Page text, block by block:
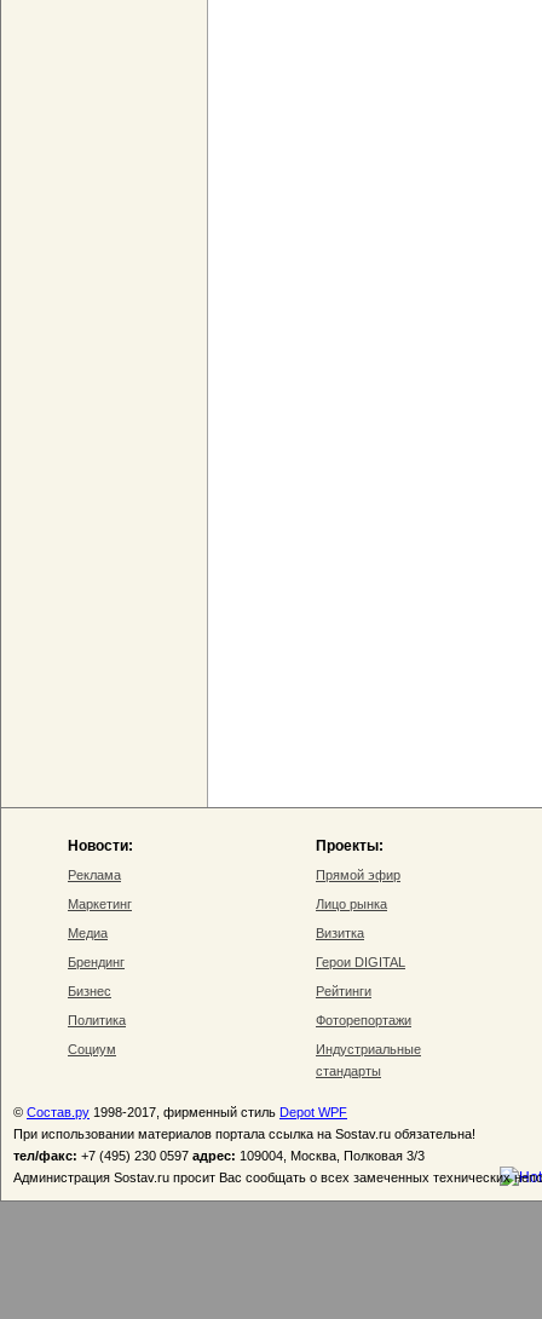
Новости:
Реклама
Маркетинг
Медиа
Брендинг
Бизнес
Политика
Социум
Проекты:
Прямой эфир
Лицо рынка
Визитка
Герои DIGITAL
Рейтинги
Фоторепортажи
Индустриальные
стандарты
© Состав.ру 1998-2017, фирменный стиль Depot WPF
При использовании материалов портала ссылка на Sostav.ru обязательна!
тел/факс: +7 (495) 230 0597 адрес: 109004, Москва, Полковая 3/3
Администрация Sostav.ru просит Вас сообщать о всех замеченных технических